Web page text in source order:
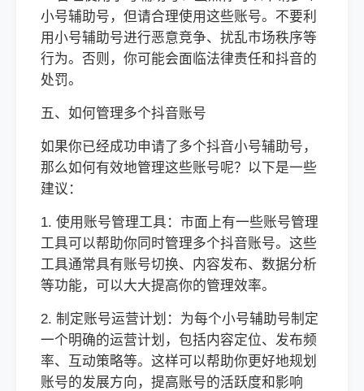
小号辅助号，但请合理使用这些账号。不要利
用小号辅助号进行恶意竞争、扰乱市场秩序等
行为。否则，你可能会面临法律责任和抖音的
处罚。
五、如何管理多个抖音账号
如果你已经成功申请了多个抖音小号辅助号，
那么如何有效地管理这些账号呢？以下是一些
建议：
1. 使用账号管理工具：市面上有一些账号管理
工具可以帮助你同时管理多个抖音账号。这些
工具通常具有账号切换、内容发布、数据分析
等功能，可以大大提高你的管理效率。
2. 制定账号运营计划：为每个小号辅助号制定
一个明确的运营计划，包括内容定位、发布频
率、互动策略等。这样可以帮助你更好地规划
账号的发展方向，提高账号的活跃度和影响